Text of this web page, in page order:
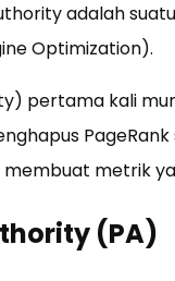
adalah
Optimization).
pertama kali
metrik
(PA)